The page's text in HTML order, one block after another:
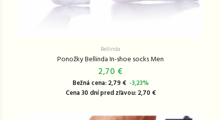
Bellinda
Ponožky Bellinda In-shoe socks Men
2,70 €
Bežná cena: 2,79 € -3,23%
Cena 30 dní pred zľavou: 2,70 €